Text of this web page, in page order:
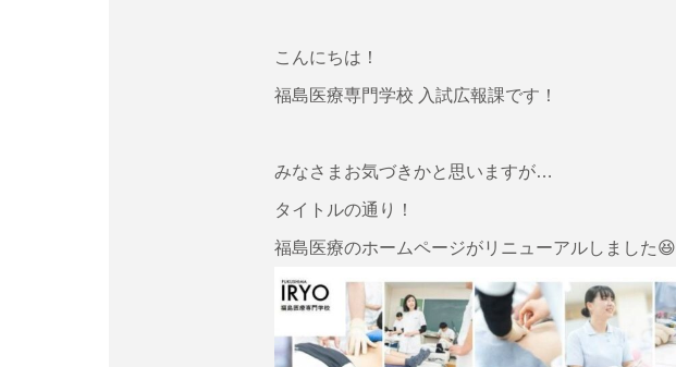
こんにちは！
福島医療専門学校 入試広報課です！
みなさまお気づきかと思いますが…
タイトルの通り！
福島医療のホームページがリニューアルしました😆